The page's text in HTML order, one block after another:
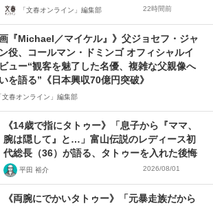
「文春オンライン」編集部 22時間前
画『Michael／マイケル』》父ジョセフ・ジャ
役、コールマン・ドミンゴ オフィシャルイ
ュー“観客を魅了した名優、複雑な父親像へ
を語る”《日本興収70億円突破》
文春オンライン」編集部
《14歳で指にタトゥー》「息子から『ママ、
腕は隠して』と…」富山伝説のレディース初
代総長（36）が語る、タトゥーを入れた後悔
平田 裕介 2026/08/01
《両腕にでかいタトゥー》「元暴走族だから